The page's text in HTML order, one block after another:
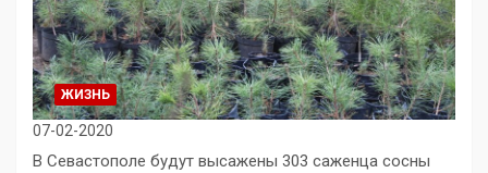
ЖИЗНЬ
07-02-2020
В Севастополе будут высажены 303 саженца сосны